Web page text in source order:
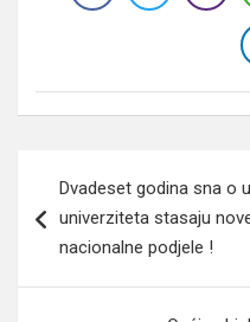
članaka
Dvadeset godina sna o
univerziteta stasaju
nacionalne podjele !